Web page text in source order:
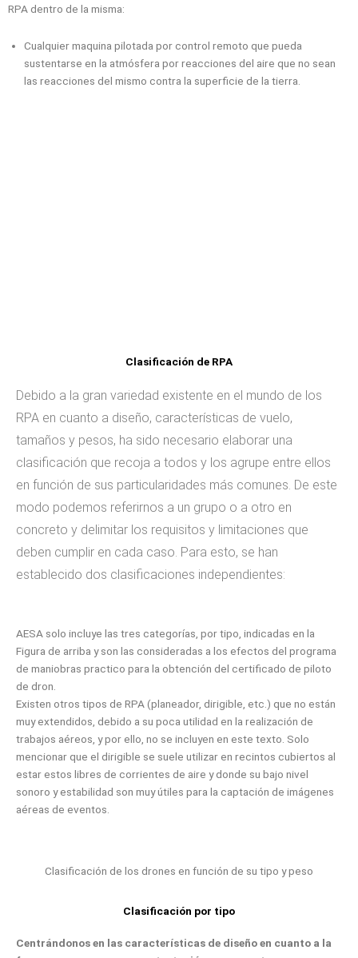
RPA dentro de la misma:
Cualquier maquina pilotada por control remoto que pueda
sustentarse en la atmósfera por reacciones del aire que no sean
las reacciones del mismo contra la superficie de la tierra.
Clasificación de RPA
Debido a la gran variedad existente en el mundo de los
RPA en cuanto a diseño, características de vuelo,
tamaños y pesos, ha sido necesario elaborar una
clasificación que recoja a todos y los agrupe entre ellos
en función de sus particularidades más comunes. De este
modo podemos referirnos a un grupo o a otro en
concreto y delimitar los requisitos y limitaciones que
deben cumplir en cada caso. Para esto, se han
establecido dos clasificaciones independientes:
AESA solo incluye las tres categorías, por tipo, indicadas en la
Figura de arriba y son las consideradas a los efectos del programa
de maniobras practico para la obtención del certificado de piloto
de dron.
Existen otros tipos de RPA (planeador, dirigible, etc.) que no están
muy extendidos, debido a su poca utilidad en la realización de
trabajos aéreos, y por ello, no se incluyen en este texto. Solo
mencionar que el dirigible se suele utilizar en recintos cubiertos al
estar estos libres de corrientes de aire y donde su bajo nivel
sonoro y estabilidad son muy útiles para la captación de imágenes
aéreas de eventos.
Clasificación de los drones en función de su tipo y peso
Clasificación por tipo
Centrándonos en las características de diseño en cuanto a la